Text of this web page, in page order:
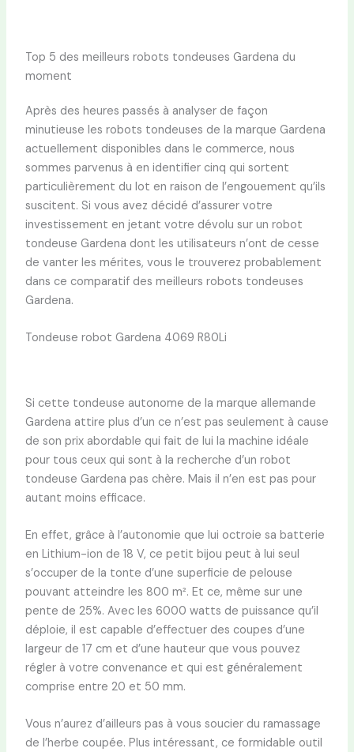
Top 5 des meilleurs robots tondeuses Gardena du
moment
Après des heures passés à analyser de façon
minutieuse les robots tondeuses de la marque Gardena
actuellement disponibles dans le commerce, nous
sommes parvenus à en identifier cinq qui sortent
particulièrement du lot en raison de l’engouement qu’ils
suscitent. Si vous avez décidé d’assurer votre
investissement en jetant votre dévolu sur un robot
tondeuse Gardena dont les utilisateurs n’ont de cesse
de vanter les mérites, vous le trouverez probablement
dans ce comparatif des meilleurs robots tondeuses
Gardena.
Tondeuse robot Gardena 4069 R80Li
Si cette tondeuse autonome de la marque allemande
Gardena attire plus d’un ce n’est pas seulement à cause
de son prix abordable qui fait de lui la machine idéale
pour tous ceux qui sont à la recherche d’un robot
tondeuse Gardena pas chère. Mais il n’en est pas pour
autant moins efficace.
En effet, grâce à l’autonomie que lui octroie sa batterie
en Lithium-ion de 18 V, ce petit bijou peut à lui seul
s’occuper de la tonte d’une superficie de pelouse
pouvant atteindre les 800 m². Et ce, même sur une
pente de 25%. Avec les 6000 watts de puissance qu’il
déploie, il est capable d’effectuer des coupes d’une
largeur de 17 cm et d’une hauteur que vous pouvez
régler à votre convenance et qui est généralement
comprise entre 20 et 50 mm.
Vous n’aurez d’ailleurs pas à vous soucier du ramassage
de l’herbe coupée. Plus intéressant, ce formidable outil